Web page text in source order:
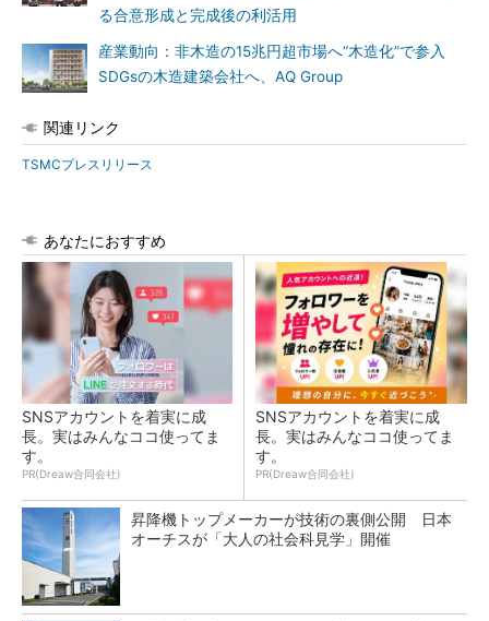
る合意形成と完成後の利活用
産業動向：非木造の15兆円超市場へ“木造化”で参入
SDGsの木造建築会社へ、AQ Group
関連リンク
TSMCプレスリリース
あなたにおすすめ
SNSアカウントを着実に成
長。実はみんなココ使ってま
す。
PR(Dreaw合同会社)
SNSアカウントを着実に成
長。実はみんなココ使ってま
す。
PR(Dreaw合同会社)
昇降機トップメーカーが技術の裏側公開 日本
オーチスが「大人の社会科見学」開催